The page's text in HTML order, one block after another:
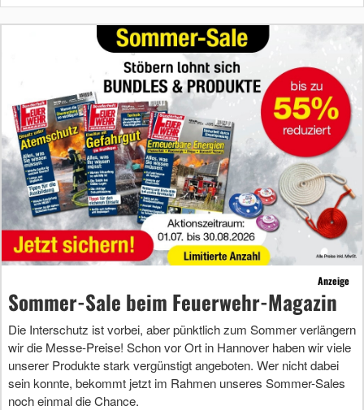
Anzeige
Sommer-Sale beim Feuerwehr-Magazin
Die Interschutz ist vorbei, aber pünktlich zum Sommer verlängern
wir die Messe-Preise! Schon vor Ort in Hannover haben wir viele
unserer Produkte stark vergünstigt angeboten. Wer nicht dabei
sein konnte, bekommt jetzt im Rahmen unseres Sommer-Sales
noch einmal die Chance.